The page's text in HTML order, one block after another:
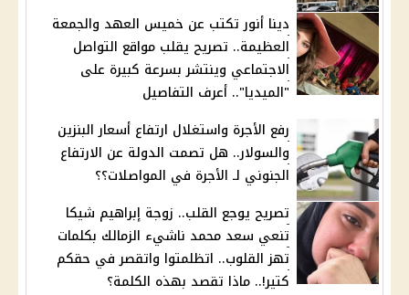
دينا أنور تكتب عن خميس العهد والجمعة
العظيمة.. تصريح يقلب مواقع التواصل
الاجتماعي وينتشر بسرعة كبيرة على
"الميديا".. أعرف التفاصيل
رفع الأجرة واستغلال ارتفاع أسعار البنزين
والسولار.. هل تصمت الدولة عن الارتفاع
الجنوني لـ الأجرة في المواصلات؟؟
تصريح يوجع القلب.. زوجة إبراهيم شيكا
تنعي سعد محمد ناشيء الزمالك بكلمات
تهز القلوب.. اتظلمتوا واتقصر في حقكم
كتير!.. ماذا تقصد بهذه الكلمة؟